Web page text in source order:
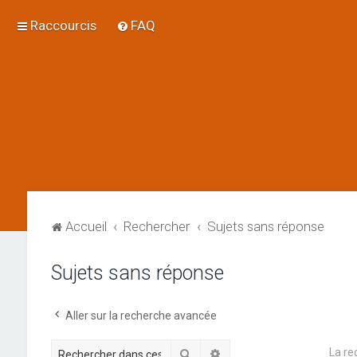
Raccourcis FAQ
Accueil Rechercher Sujets sans réponse
Sujets sans réponse
Aller sur la recherche avancée
Rechercher La